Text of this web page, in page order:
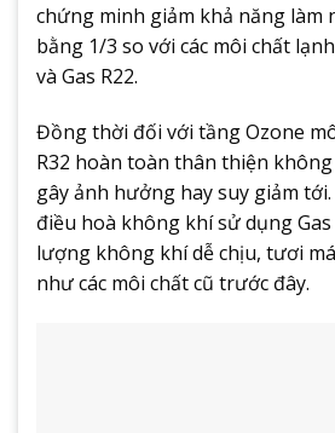
chứng minh giảm khả năng làm
bằng 1/3 so với các môi chất
và Gas R22.
Đồng thời đối với tầng Ozone
R32 hoàn toàn thân thiện
gây ảnh hưởng hay suy giảm tới.
điều hoà không khí sử dụng Gas
lượng không khí dễ chịu, tươi
như các môi chất cũ trước đây.